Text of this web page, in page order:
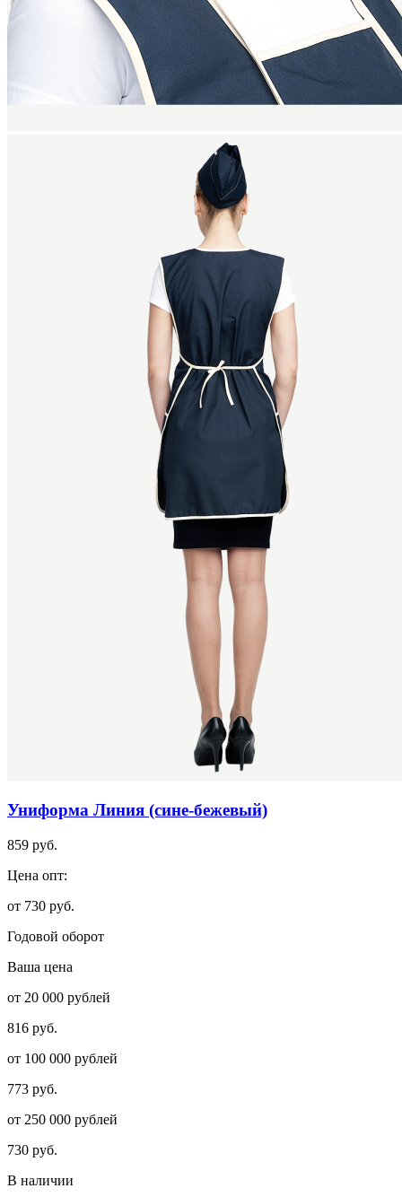
Униформа Линия (сине-бежевый)
859 руб.
Цена опт:
от 730 руб.
Годовой оборот
Ваша цена
от 20 000 рублей
816 руб.
от 100 000 рублей
773 руб.
от 250 000 рублей
730 руб.
В наличии